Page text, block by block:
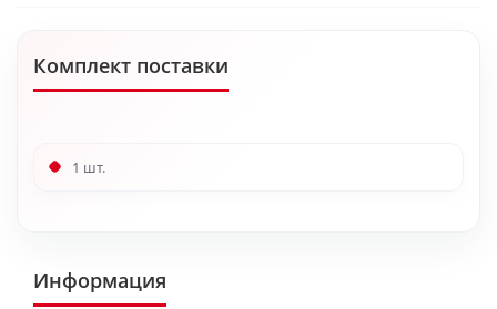
Комплект поставки
1 шт.
Информация